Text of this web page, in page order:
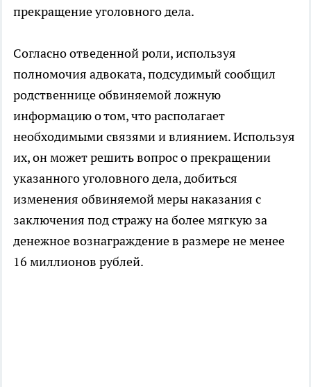
прекращение уголовного дела.
Согласно отведенной роли, используя
полномочия адвоката, подсудимый сообщил
родственнице обвиняемой ложную
информацию о том, что располагает
необходимыми связями и влиянием. Используя
их, он может решить вопрос о прекращении
указанного уголовного дела, добиться
изменения обвиняемой меры наказания с
заключения под стражу на более мягкую за
денежное вознаграждение в размере не менее
16 миллионов рублей.